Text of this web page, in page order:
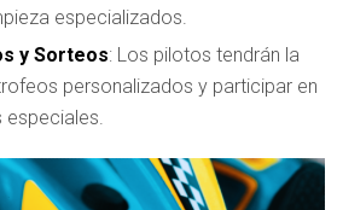
especializados.
y Sorteos: Los pilotos tendrán la
personalizados y participar en